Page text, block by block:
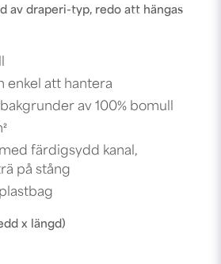
av draperi-typ, redo att hängas
enkel att hantera
av 100% bomull
färdigsydd kanal,
på stång
x längd)